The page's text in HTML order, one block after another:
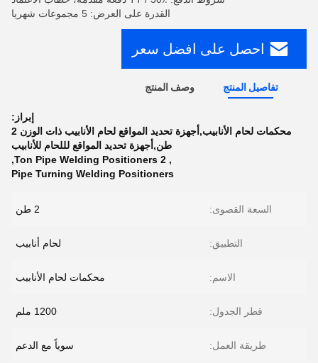
القدرة على العرض: 5 مجموعات شهريا
احصل على افضل سعر
تفاصيل المنتج وصف المنتج
إبراز:
محكمات لحام الأنابيب,أجهزة تحديد المواقع لحام الأنابيب ذات الوزن 2
طن,أجهزة تحديد المواقع لللحام للأنابيب
,
2 Ton Pipe Welding Positioners
,
Pipe Turning Welding Positioners
السعة القصوى: 2 طن
التطبيق: لحام أنابيب
الاسم: محكمات لحام الأنابيب
قطر الجدول: 1200 ملم
طريقة العمل: سوياً مع الدعم